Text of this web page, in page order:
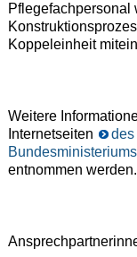
Pflegefachpersonal
Koppeleinheit
Weitere
Internetseiten
des
entnommen werden.